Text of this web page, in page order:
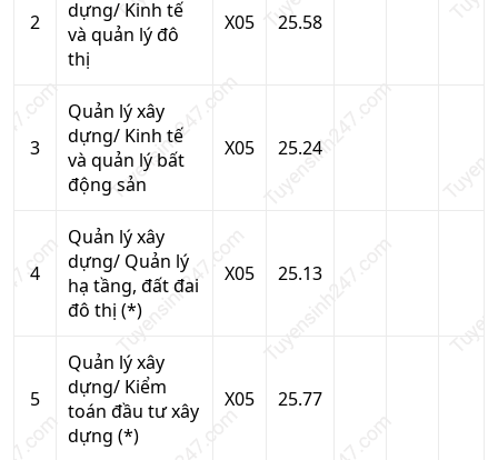
2
dựng/ Kinh tế
và quản lý đô
thị
X05 25.58
3
Quản lý xây
dựng/ Kinh tế
và quản lý bất
động sản
X05 25.24
4
Quản lý xây
dựng/ Quản lý
hạ tầng, đất đai
đô thị (*)
X05 25.13
5
Quản lý xây
dựng/ Kiểm
toán đầu tư xây
dựng (*)
X05 25.77